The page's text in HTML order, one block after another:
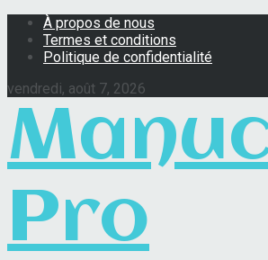
À propos de nous
Termes et conditions
Politique de confidentialité
vendredi, août 7, 2026
Pro